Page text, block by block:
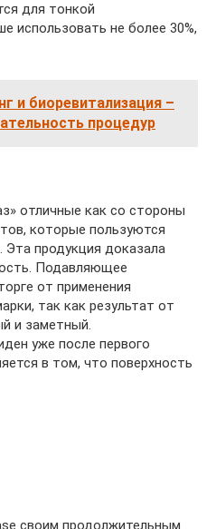
для тонкой
использовать не более 30%,
и биоревитализация –
процедур
отличные как со стороны
которые пользуются
Эта продукция доказала
Подавляющее
от применения
так как результат от
и заметный.
уже после первого
в том, что поверхность
своим продолжительным